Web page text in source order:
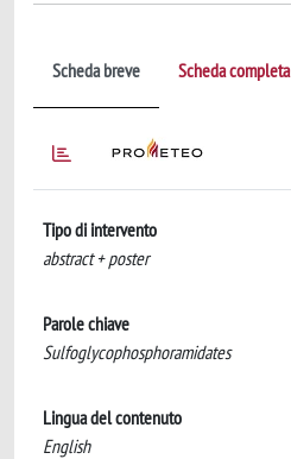
Scheda breve Scheda completa
Tipo di intervento
abstract + poster
Parole chiave
Sulfoglycophosphoramidates
Lingua del contenuto
English